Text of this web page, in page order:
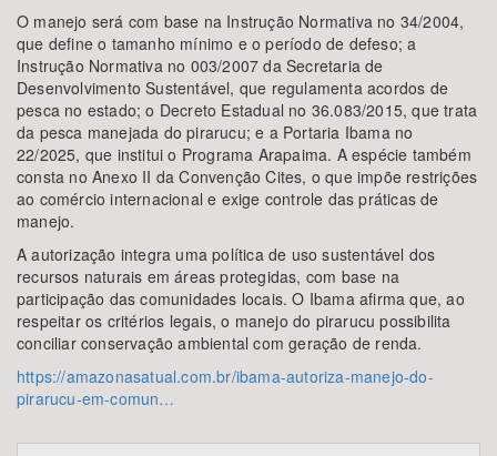
O manejo será com base na Instrução Normativa no 34/2004,
que define o tamanho mínimo e o período de defeso; a
Instrução Normativa no 003/2007 da Secretaria de
Desenvolvimento Sustentável, que regulamenta acordos de
pesca no estado; o Decreto Estadual no 36.083/2015, que trata
da pesca manejada do pirarucu; e a Portaria Ibama no
22/2025, que institui o Programa Arapaima. A espécie também
consta no Anexo II da Convenção Cites, o que impõe restrições
ao comércio internacional e exige controle das práticas de
manejo.
A autorização integra uma política de uso sustentável dos
recursos naturais em áreas protegidas, com base na
participação das comunidades locais. O Ibama afirma que, ao
respeitar os critérios legais, o manejo do pirarucu possibilita
conciliar conservação ambiental com geração de renda.
https://amazonasatual.com.br/ibama-autoriza-manejo-do-
pirarucu-em-comun…